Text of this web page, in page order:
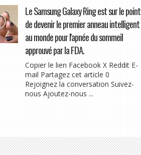
Le Samsung Galaxy Ring est sur le point
de devenir le premier anneau intelligent
au monde pour l'apnée du sommeil
approuvé par la FDA.
Copier le lien Facebook X Reddit E-
mail Partagez cet article 0
Rejoignez la conversation Suivez-
nous Ajoutez-nous ...